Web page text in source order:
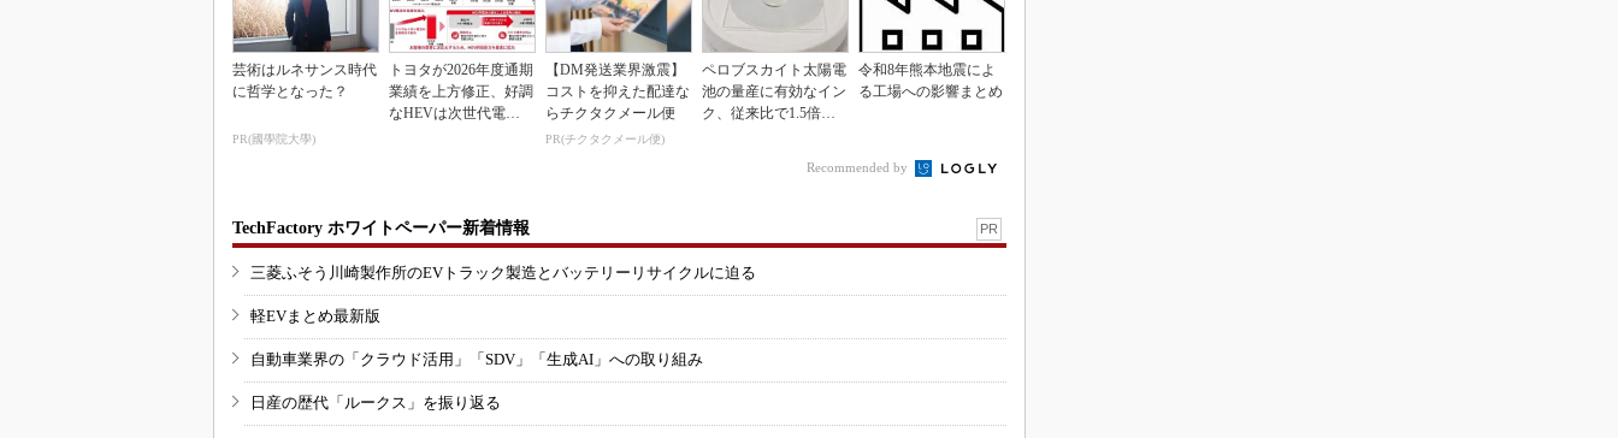
芸術はルネサンス時代
に哲学となった？
PR(國學院大學)
トヨタが2026年度通期
業績を上方修正、好調
なHEVは次世代電池
【DM発送業界激震】
コストを抑えた配達な
らチクタクメール便
PR(チクタクメール便)
ペロブスカイト太陽電
池の量産に有効なイン
ク、従来比で1.5倍の
令和8年熊本地震によ
る工場への影響まとめ
Recommended by
TechFactory ホワイトペーパー新着情報 PR
三菱ふそう川崎製作所のEVトラック製造とバッテリーリサイクルに迫る
軽EVまとめ最新版
自動車業界の「クラウド活用」「SDV」「生成AI」への取り組み
日産の歴代「ルークス」を振り返る